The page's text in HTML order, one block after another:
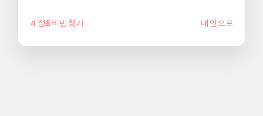
계정&비번찾기 메인으로